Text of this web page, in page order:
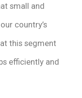
small and
country’s
this segment
efficiently and